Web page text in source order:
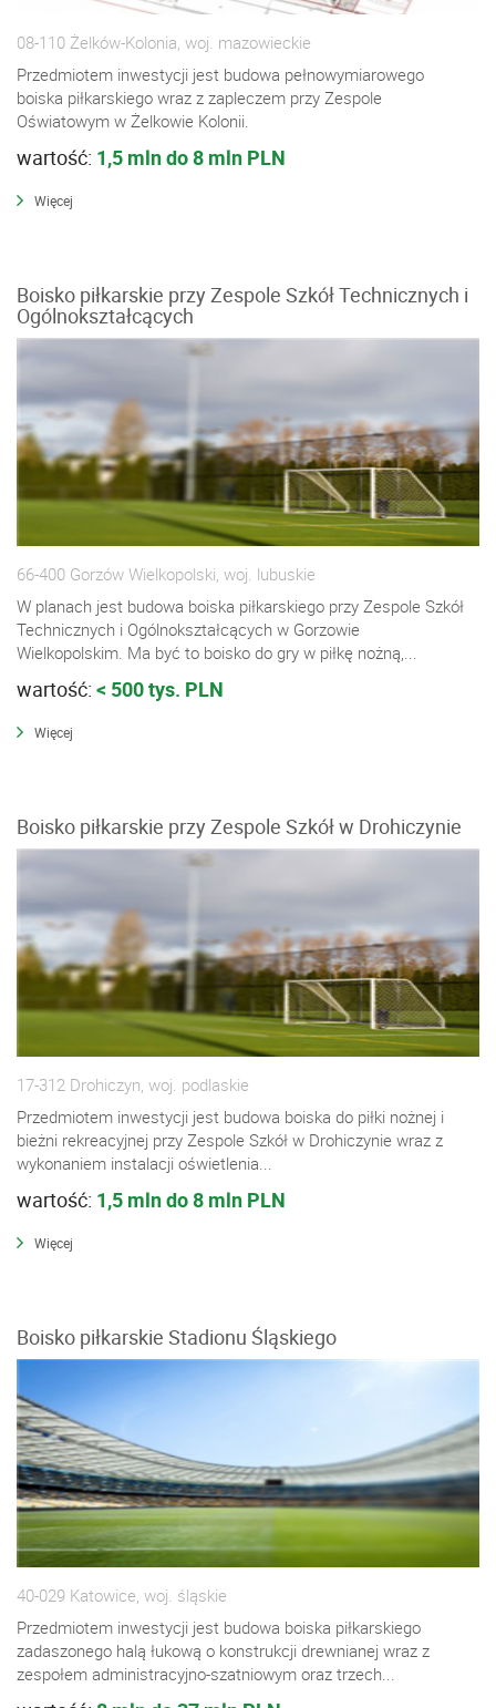
08-110 Żelków-Kolonia, woj. mazowieckie
Przedmiotem inwestycji jest budowa pełnowymiarowego
boiska piłkarskiego wraz z zapleczem przy Zespole
Oświatowym w Żelkowie Kolonii.
wartość: 1,5 mln do 8 mln PLN
Więcej
Boisko piłkarskie przy Zespole Szkół Technicznych i
Ogólnokształcących
66-400 Gorzów Wielkopolski, woj. lubuskie
W planach jest budowa boiska piłkarskiego przy Zespole Szkół
Technicznych i Ogólnokształcących w Gorzowie
Wielkopolskim. Ma być to boisko do gry w piłkę nożną,...
wartość: < 500 tys. PLN
Więcej
Boisko piłkarskie przy Zespole Szkół w Drohiczynie
17-312 Drohiczyn, woj. podlaskie
Przedmiotem inwestycji jest budowa boiska do piłki nożnej i
bieżni rekreacyjnej przy Zespole Szkół w Drohiczynie wraz z
wykonaniem instalacji oświetlenia...
wartość: 1,5 mln do 8 mln PLN
Więcej
Boisko piłkarskie Stadionu Śląskiego
40-029 Katowice, woj. śląskie
Przedmiotem inwestycji jest budowa boiska piłkarskiego
zadaszonego halą łukową o konstrukcji drewnianej wraz z
zespołem administracyjno-szatniowym oraz trzech...